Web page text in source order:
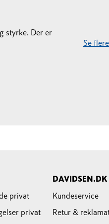
styrke. Der er
Se
privat
privat
DAVIDSEN.DK
Kundeservice
Retur &